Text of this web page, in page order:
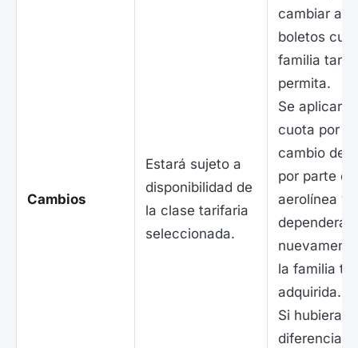
Cambios
Estará sujeto a
disponibilidad de
la clase tarifaria
seleccionada.
cambiar
boletos
familia
permita.
Se aplicará
cuota por
cambio de
por parte
aerolínea y
dependerá
la familia
adquirida.
Si hubiera
diferencia